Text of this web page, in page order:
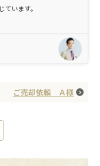
います。
ご売却依頼 Ａ様